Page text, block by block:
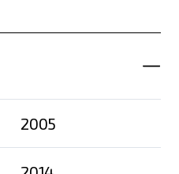
2005